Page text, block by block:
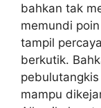
bahkan tak
memundi
tampil
berkutik.
mampu